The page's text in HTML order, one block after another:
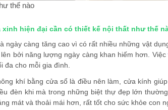
thế nào
xinh hiện đại cần có thiết kế nội thất như thế
ngày càng tăng cao vì có rất nhiều những vật
bởi năng lượng ngày càng khan hiếm hơn. Việc
đa cho mỗi gia đình.
khí bằng cửa sổ là điều nên làm, cửa kính
đèn khi mà trong những biệt thự đẹp lớn
mát và thoải mái hơn, rất tốt cho sức khỏe con